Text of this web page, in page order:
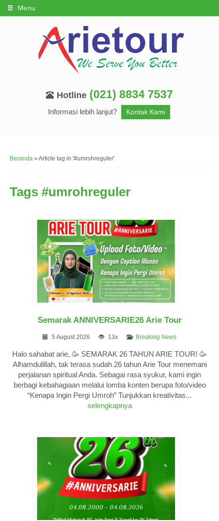
Menu
Hotline (021) 8834 7537
Informasi lebih lanjut? Kontak Kami
Beranda » Article tag in '#umrohreguler'
Tags #umrohreguler
Semarak ANNIVERSARIE26 Arie Tour
5 August 2026 13x Breaking News
Halo sahabat arie, 🥳 SEMARAK 26 TAHUN ARIE TOUR! 🥳
Alhamdulillah, tak terasa sudah 26 tahun Arie Tour menemani
perjalanan spiritual Anda. Sebagai rasa syukur, kami ingin
berbagi kebahagiaan melalui lomba konten berupa foto/video
“Kenapa Ingin Pergi Umroh” Tunjukkan kreativitas...
selengkapnya